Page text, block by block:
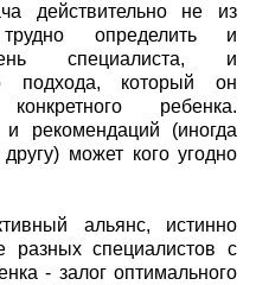
действительно не из
определить и
специалиста, и
подхода, который он
ребенка.
и рекомендаций (иногда
может кого угодно
альянс, истинно
разных специалистов с
- залог оптимального